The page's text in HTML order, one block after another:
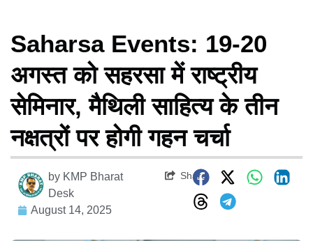
Saharsa Events: 19-20
अगस्त को सहरसा में राष्ट्रीय
सेमिनार, मैथिली साहित्य के तीन
नक्षत्रों पर होगी गहन चर्चा
by KMP Bharat
Desk
August 14, 2025
Share